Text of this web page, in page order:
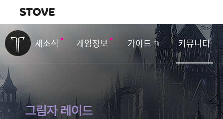
내비게이션
새소식 게임정보 가이드 커뮤니티
벤
트
&
업
데
이
트